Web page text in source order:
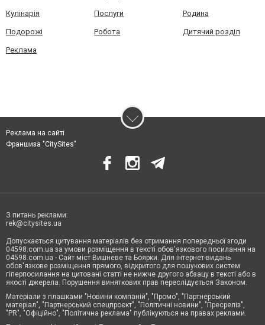
Кулінарія Послуги Родина
Подорожі Робота Дитячий розділ
Реклама
Реклама на сайті
Франшиза "CitySites"
З питань реклами:
rek@citysites.ua
Допускається цитування матеріалів без отримання попередньої згоди
04598.com.ua за умови розміщення в тексті обов'язкового посилання на
04598.com.ua - Сайт міст Вишневе та Боярки. Для інтернет-видань
обов'язкове розміщення прямого, відкритого для пошукових систем
гіперпосилання на цитовані статті не нижче другого абзацу в тексті або в
якості джерела. Порушення виняткових прав переслідується Законом.
Матеріали з плашками "Новини компаній", "Промо", "Партнерський
матеріал", "Партнерський спецпроєкт", "Політичні новини", "Пресреліз",
"PR", "Офіційно", "Політична реклама" публікуються на правах реклами.